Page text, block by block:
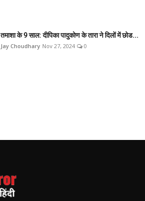
तमाशा के 9 साल: दीपिका पादुकोण के तारा ने दिलों में छोड...
Jay Choudhary Nov 27, 2024 0